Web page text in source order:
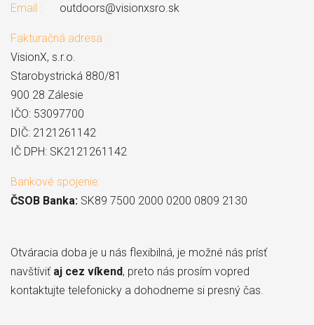
Email : outdoors@visionxsro.sk
Fakturačná adresa :
VisionX, s.r.o.
Starobystrická 880/81
900 28 Zálesie
IČO: 53097700
DIČ: 2121261142
IČ DPH: SK2121261142
Bankové spojenie:
ČSOB Banka: SK89 7500 2000 0200 0809 2130
Otváracia doba je u nás flexibilná, je možné nás prísť
navštíviť aj cez víkend, preto nás prosím vopred
kontaktujte telefonicky a dohodneme si presný čas.